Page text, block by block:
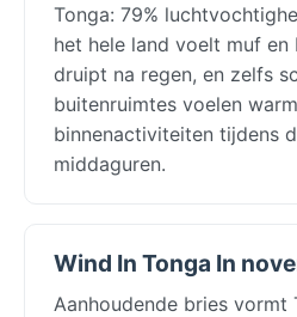
Tonga: 79%
het hele land voelt muf en
druipt na regen, en zelfs
buitenruimtes voelen
binnenactiviteiten tijdens
middaguren.
Wind In Tonga In
Aanhoudende bries vormt